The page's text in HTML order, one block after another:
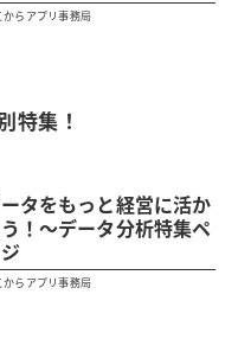
からアプリ事務局
特集！
タをもっと経営に活か
！～データ分析特集ペ
からアプリ事務局